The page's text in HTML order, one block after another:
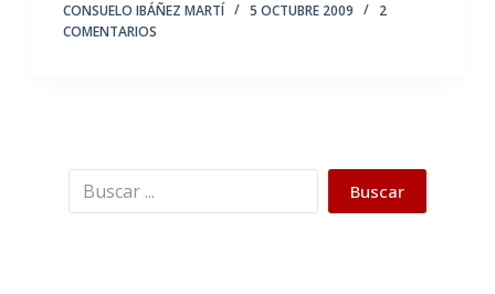
CONSUELO IBÁÑEZ MARTÍ 5 OCTUBRE 2009
2
COMENTARIOS
Buscar Buscar